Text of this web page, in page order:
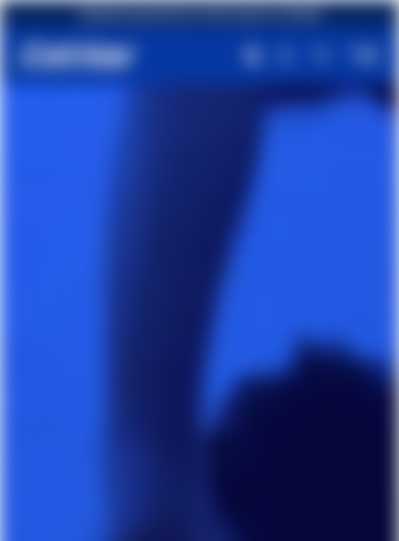
Spedizione gratuita per ordini superiori a €49,90